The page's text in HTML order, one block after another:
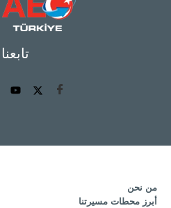
تابعنا
من نحن
أبرز محطات مسيرتنا